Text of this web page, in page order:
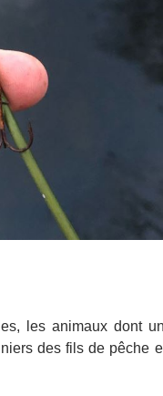
les animaux dont
des fils de pêche